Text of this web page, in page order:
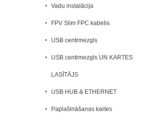
Vadu instalācija
FPV Slim FPC kabelis
USB centrmezgls
USB centrmezgls UN KARTES
LASĪTĀJS
USB HUB & ETHERNET
Paplašināšanas kartes